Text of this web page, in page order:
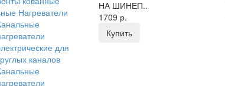
Нагреватели
для
каналов
НА ШИНЕП..
1709 р.
Купить